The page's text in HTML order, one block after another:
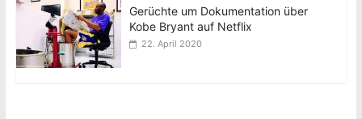
Gerüchte um Dokumentation über
Kobe Bryant auf Netflix
22. April 2020